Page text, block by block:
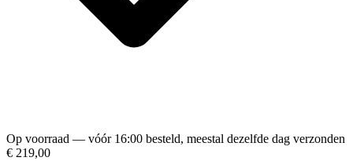
Op voorraad — vóór 16:00 besteld, meestal dezelfde dag verzonden
€ 219,00